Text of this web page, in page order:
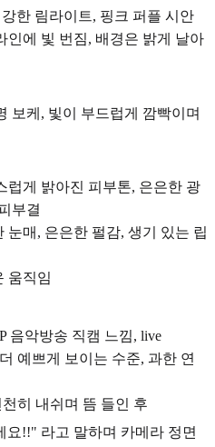
한 림라이트, 핑크 퍼플 시안
인에 빛 번짐, 배경은 밝게 날아
보케, 빛이 부드럽게 깜빡이며
럽게 밝아진 피부톤, 은은한 광
부결
눈매, 은은한 펄감, 생기 있는 립
움직임
음악방송 직캠 느낌, live
예쁘게 보이는 수준, 과한 연
히 내쉬며 뜸 들인 후
!!" 라고 말하며 카메라 정면